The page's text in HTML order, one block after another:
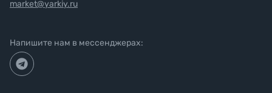
market@yarkiy.ru
Напишите нам в мессенджерах: